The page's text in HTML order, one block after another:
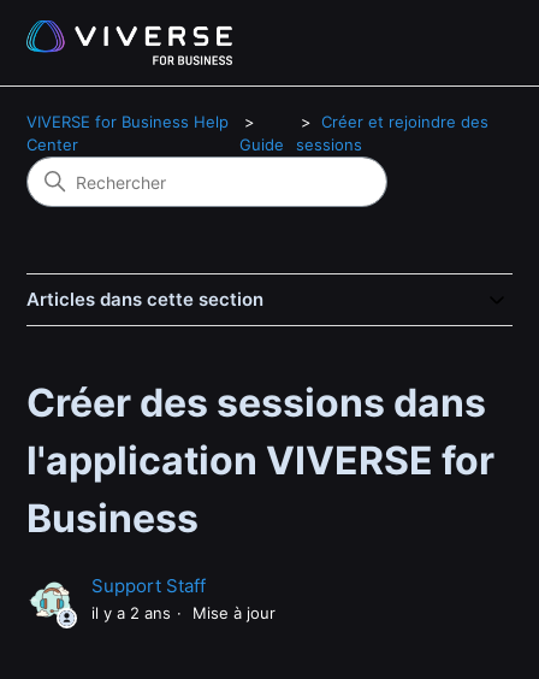
VIVERSE for Business Help
Center
Guide
Créer et rejoindre des
sessions
Articles dans cette section
Créer des sessions dans
l'application VIVERSE for
Business
Support Staff
il y a 2 ans Mise à jour